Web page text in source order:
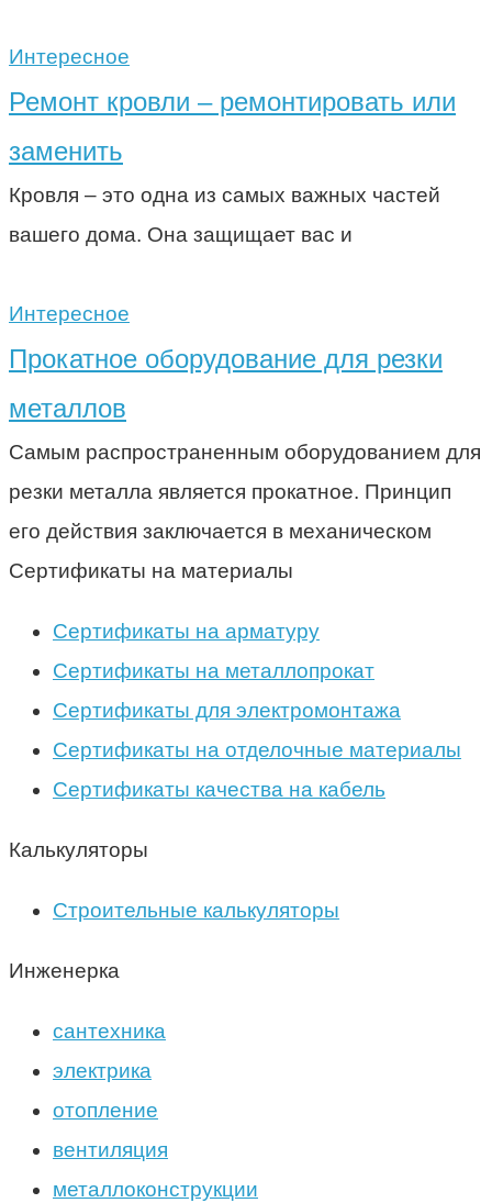
Интересное
Ремонт кровли – ремонтировать или
заменить
Кровля – это одна из самых важных частей
вашего дома. Она защищает вас и
Интересное
Прокатное оборудование для резки
металлов
Самым распространенным оборудованием для
резки металла является прокатное. Принцип
его действия заключается в механическом
Сертификаты на материалы
Сертификаты на арматуру
Сертификаты на металлопрокат
Сертификаты для электромонтажа
Сертификаты на отделочные материалы
Сертификаты качества на кабель
Калькуляторы
Строительные калькуляторы
Инженерка
сантехника
электрика
отопление
вентиляция
металлоконструкции